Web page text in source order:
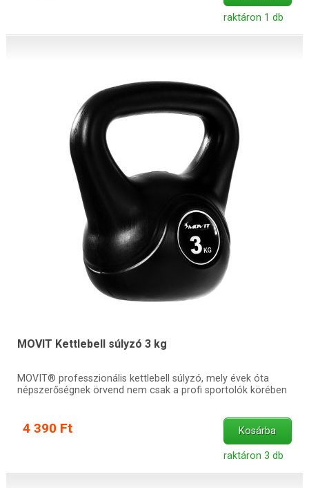
raktáron 1 db
MOVIT Kettlebell súlyzó 3 kg
MOVIT® professzionális kettlebell súlyzó, mely évek óta
népszerőségnek örvend nem csak a profi sportolók körében
4 390 Ft Kosárba
raktáron 3 db